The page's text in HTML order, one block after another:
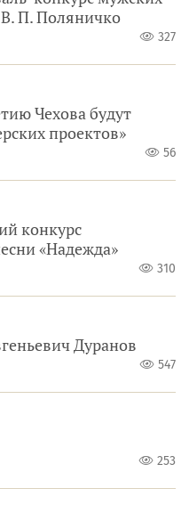
П. Поляничко
327
Чехова будут
проектов»
56
конкурс
«Надежда»
310
Дуранов
547
253